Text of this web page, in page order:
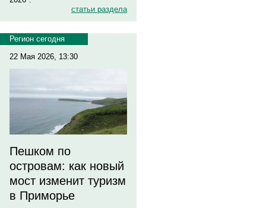
статьи раздела
Регион сегодня
22 Мая 2026, 13:30
Пешком по
островам: как новый
мост изменит туризм
в Приморье